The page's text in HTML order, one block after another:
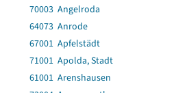
70003 Angelroda
64073 Anrode
67001 Apfelstädt
71001 Apolda, Stadt
61001 Arenshausen